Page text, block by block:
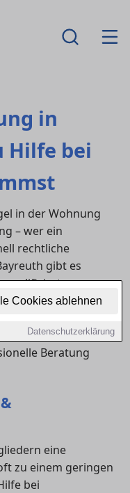
Cookies ablehnen
Datenschutzerklärung
in
Hilfe bei
in der Wohnung
– wer ein
rechtliche
gibt es
qualifizierte
Optionen du
Beratung
eine
zu einem geringen
bei